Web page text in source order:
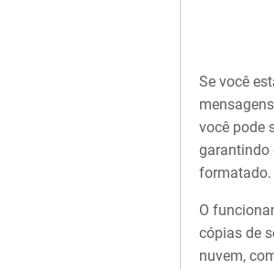
Se você
você pode
garantindo
formatado.
O
cópias de
nuvem,